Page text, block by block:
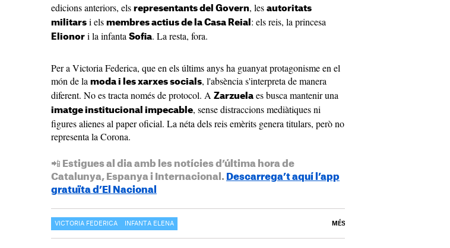
edicions anteriors, els representants del Govern, les autoritats
militars i els membres actius de la Casa Reial : els reis, la princesa
Elionor i la infanta Sofia. La resta, fora.
Per a Victoria Federica, que en els últims anys ha guanyat protagonisme en el
món de la moda i les xarxes socials, l'absència s'interpreta de manera
diferent. No es tracta només de protocol. A Zarzuela es busca mantenir una
imatge institucional impecable, sense distraccions mediàtiques ni
figures alienes al paper oficial. La néta dels reis emèrits genera titulars, però no
representa la Corona.
📲 Estigues al dia amb les notícies d’última hora de
Catalunya, Espanya i Internacional. Descarrega’t aquí l’app
gratuïta d’El Nacional
VICTORIA FEDERICA INFANTA ELENA MÉS